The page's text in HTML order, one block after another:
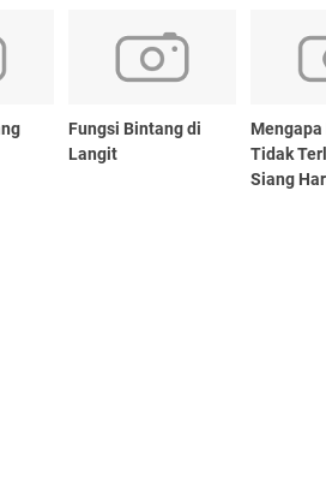
Fungsi Bintang di
Langit
Tidak
Siang